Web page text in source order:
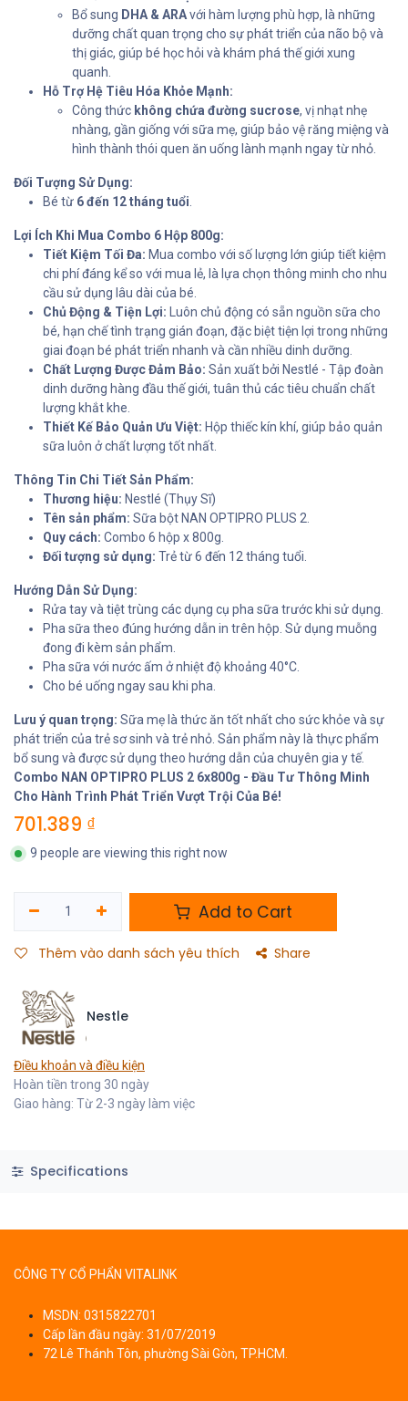
Bổ sung DHA & ARAvới hàm lượng phù hợp, là những
dưỡng chất quan trọng cho sự phát triển của não bộ và
thị giác, giúp bé học hỏi và khám phá thế giới xung
quanh.
Hỗ Trợ Hệ Tiêu Hóa Khỏe Mạnh:
Công thức không chứa đường sucrose, vị nhạt nhẹ
nhàng, gần giống với sữa mẹ, giúp bảo vệ răng miệng và
hình thành thói quen ăn uống lành mạnh ngay từ nhỏ.
Đối Tượng Sử Dụng:
Bé từ 6 đến 12 tháng tuổi
Lợi Ích Khi Mua Combo 6 Hộp 800g:
Tiết Kiệm Tối Đa: Mua combo với số lượng lớn giúp tiết kiệm
chi phí đáng kể so với mua lẻ, là lựa chọn thông minh cho nhu
cầu sử dụng lâu dài của bé.
Chủ Động & Tiện Lợi: Luôn chủ động có sẵn nguồn sữa cho
bé, hạn chế tình trạng gián đoạn, đặc biệt tiện lợi trong những
giai đoạn bé phát triển nhanh và cần nhiều dinh dưỡng.
Chất Lượng Được Đảm Bảo: Sản xuất bởi Nestlé - Tập đoàn
dinh dưỡng hàng đầu thế giới, tuân thủ các tiêu chuẩn chất
lượng khắt khe.
Thiết Kế Bảo Quản Ưu Việt: Hộp thiếc kín khí, giúp bảo quản
sữa luôn ở chất lượng tốt nhất.
Thông Tin Chi Tiết Sản Phẩm:
Thương hiệu: Nestlé (Thụy Sĩ)
Tên sản phẩm: Sữa bột NAN OPTIPRO PLUS 2.
Quy cách: Combo 6 hộp x 800g.
Đối tượng sử dụng: Trẻ từ 6 đến 12 tháng tuổi.
Hướng Dẫn Sử Dụng:
Rửa tay và tiệt trùng các dụng cụ pha sữa trước khi sử dụng.
Pha sữa theo đúng hướng dẫn in trên hộp. Sử dụng muỗng
đong đi kèm sản phẩm.
Pha sữa với nước ấm ở nhiệt độ khoảng 40°C.
Cho bé uống ngay sau khi pha.
Lưu ý quan trọng: Sữa mẹ là thức ăn tốt nhất cho sức khỏe và sự
phát triển của trẻ sơ sinh và trẻ nhỏ. Sản phẩm này là thực phẩm
bổ sung và được sử dụng theo hướng dẫn của chuyên gia y tế.
Combo NAN OPTIPRO PLUS 2 6x800g - Đầu Tư Thông Minh
Cho Hành Trình Phát Triển Vượt Trội Của Bé!
701.389 ₫
9 people are viewing this right now
Add to Cart
Thêm vào danh sách yêu thích Share
Nestle
Điều khoản và điều kiện
Hoàn tiền trong 30 ngày
Giao hàng: Từ 2-3 ngày làm việc
Specifications
CÔNG TY CỔ PHẨN VITALINK
MSDN: 0315822701
Cấp lần đầu ngày: 31/07/2019
72 Lê Thánh Tôn, phường Sài Gòn, TP.HCM.